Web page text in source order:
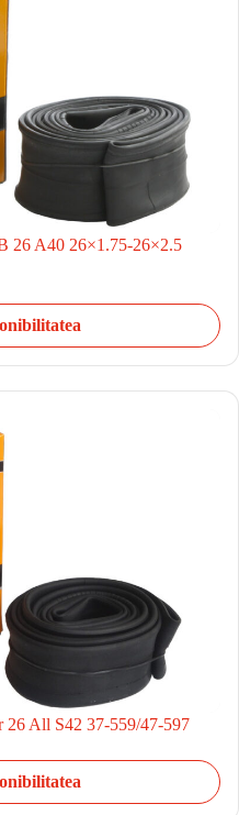
26 A40 26×1.75-26×2.5
26 All S42 37-559/47-597